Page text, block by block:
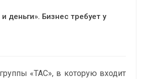
деньги». Бизнес требует у
«ТАС», в которую входит